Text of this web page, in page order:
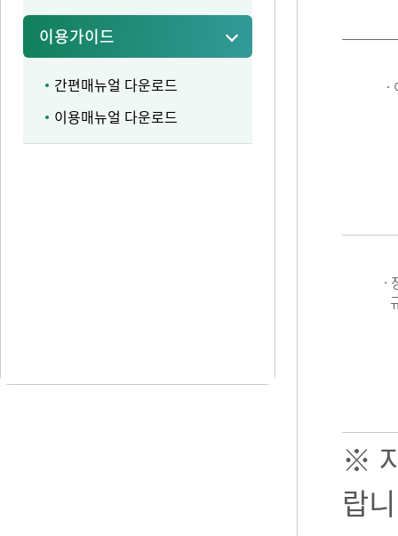
이용가이드
간편매뉴얼 다운로드
이용매뉴얼 다운로드
·
·
※
랍